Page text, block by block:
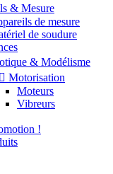
& Mesure
de mesure
de soudure
& Modélisme
 Motorisation
Moteurs
Vibreurs
!